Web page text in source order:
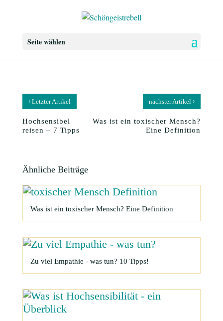
Seite wählen
‹Letzter Artikel
Hochsensibel
reisen – 7 Tipps
nächster Artikel ›
Was ist ein toxischer Mensch?
Eine Definition
Ähnliche Beiträge
Was ist ein toxischer Mensch? Eine Definition
Zu viel Empathie - was tun? 10 Tipps!